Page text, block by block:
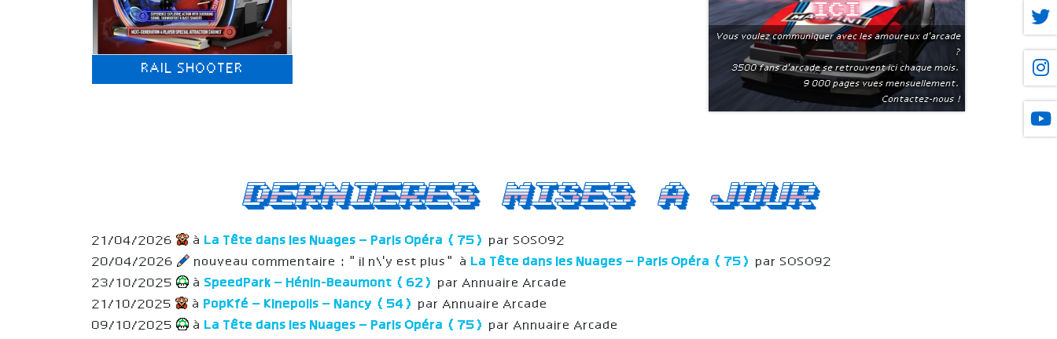
RAIL SHOOTER
ici
Vous voulez communiquer avec les amoureux d'arcade
?
3500 fans d'arcade se retrouvent ici chaque mois.
9 000 pages vues mensuellement.
Contactez-nous !
Dernieres mises a jour
21/04/2026 à La Tête dans les Nuages – Paris Opéra (75) par SOSO92
20/04/2026
nouveau commentaire : "il n\'y est plus" à La Tête dans les Nuages – Paris Opéra (75) par SOSO92
23/10/2025
à SpeedPark – Hénin-Beaumont (62) par Annuaire Arcade
21/10/2025
à PopKfé – Kinepolis – Nancy (54) par Annuaire Arcade
09/10/2025
à La Tête dans les Nuages – Paris Opéra (75) par Annuaire Arcade